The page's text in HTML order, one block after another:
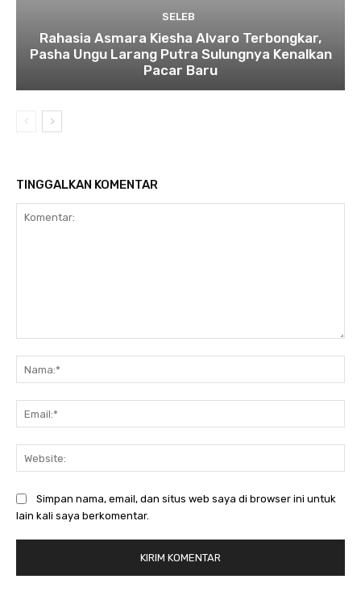
SELEB
Rahasia Asmara Kiesha Alvaro Terbongkar,
Pasha Ungu Larang Putra Sulungnya Kenalkan
Pacar Baru
TINGGALKAN KOMENTAR
Simpan nama, email, dan situs web saya di browser ini untuk
lain kali saya berkomentar.